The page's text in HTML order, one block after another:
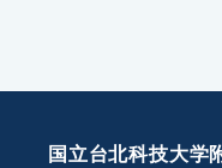
国立台北科技大学